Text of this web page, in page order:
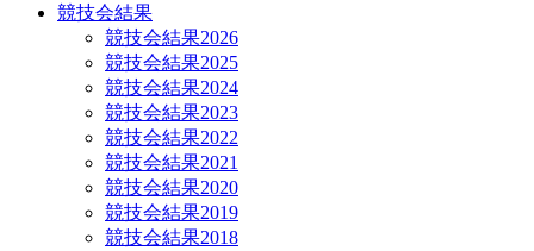
競技会結果
競技会結果2026
競技会結果2025
競技会結果2024
競技会結果2023
競技会結果2022
競技会結果2021
競技会結果2020
競技会結果2019
競技会結果2018